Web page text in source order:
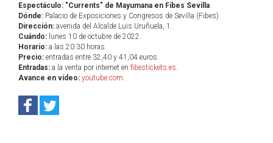
Espectáculo: "Currents" de Mayumana en Fibes Sevilla
Dónde: Palacio de Exposiciones y Congresos de Sevilla (Fibes).
Dirección: avenida del Alcalde Luis Uruñuela, 1.
Cuándo: lunes 10 de octubre de 2022.
Horario: a las 20:30 horas.
Precio: entradas entre 32,40 y 41,04 euros.
Entradas: a la venta por internet en fibestickets.es.
Avance en vídeo: youtube.com.